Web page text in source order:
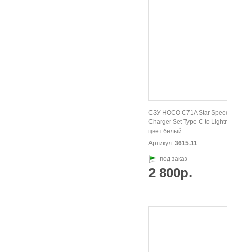
СЗУ HOCO C71A Star
Charger Set Type-C to
цвет белый.
Артикул: 3615.11
под заказ
2 800р.